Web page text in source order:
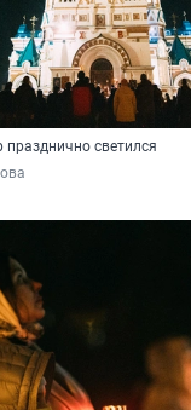
празднично светился